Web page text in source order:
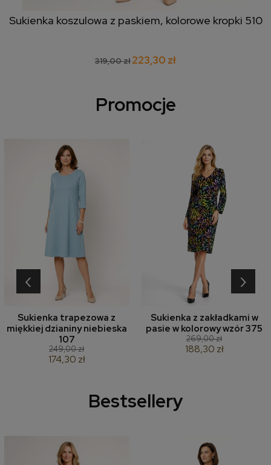
Sukienka koszulowa z paskiem, kolorowe kropki 510
319,00 zł223,30 zł
Promocje
Sukienka trapezowa z
miękkiej dzianiny niebieska
107
249,00 zł
174,30 zł
Sukienka z zakładkami w
pasie w kolorowy wzór 375
269,00 zł
188,30 zł
‹ ›
Bestsellery